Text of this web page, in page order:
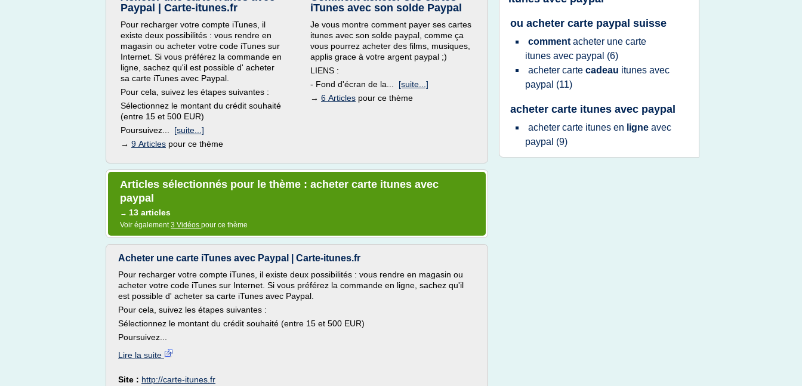
Paypal | Carte-itunes.fr
Pour recharger votre compte iTunes, il
existe deux possibilités : vous rendre en
magasin ou acheter votre code iTunes sur
Internet. Si vous préférez la commande en
ligne, sachez qu'il est possible d' acheter
sa carte iTunes avec Paypal.
Pour cela, suivez les étapes suivantes :
Sélectionnez le montant du crédit souhaité
(entre 15 et 500 EUR)
Poursuivez... [suite...]
→ 9 Articles pour ce thème
iTunes avec son solde Paypal
Je vous montre comment payer ses cartes
itunes avec son solde paypal, comme ça
vous pourrez acheter des films, musiques,
applis grace à votre argent paypal ;)
LIENS :
- Fond d'écran de la... [suite...]
→ 6 Articles pour ce thème
Articles sélectionnés pour le thème : acheter carte itunes avec
paypal
→ 13 articles
Voir également3 Vidéos pour ce thème
Acheter une carte iTunes avec Paypal | Carte-itunes.fr
Pour recharger votre compte iTunes, il existe deux possibilités : vous rendre en magasin ou
acheter votre code iTunes sur Internet. Si vous préférez la commande en ligne, sachez qu'il
est possible d' acheter sa carte iTunes avec Paypal.
Pour cela, suivez les étapes suivantes :
Sélectionnez le montant du crédit souhaité (entre 15 et 500 EUR)
Poursuivez...
Lire la suite
Site : http://carte-itunes.fr
ou acheter carte paypal suisse
comment acheter une carte
itunes avec paypal (6)
acheter carte cadeau itunes avec
paypal (11)
acheter carte itunes avec paypal
acheter carte itunes en ligne avec
paypal (9)